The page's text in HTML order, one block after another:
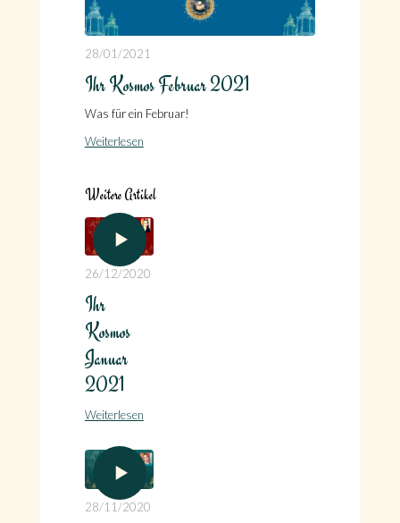
28/01/2021
Ihr Kosmos Februar 2021
Was für ein Februar!
Weiterlesen
Weitere Artikel
26/12/2020
Ihr
Kosmos
Januar
2021
Weiterlesen
28/11/2020